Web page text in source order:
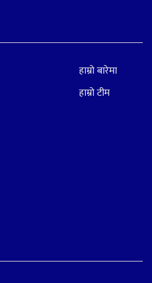
हाम्रो बारेमा
हाम्रो टीम